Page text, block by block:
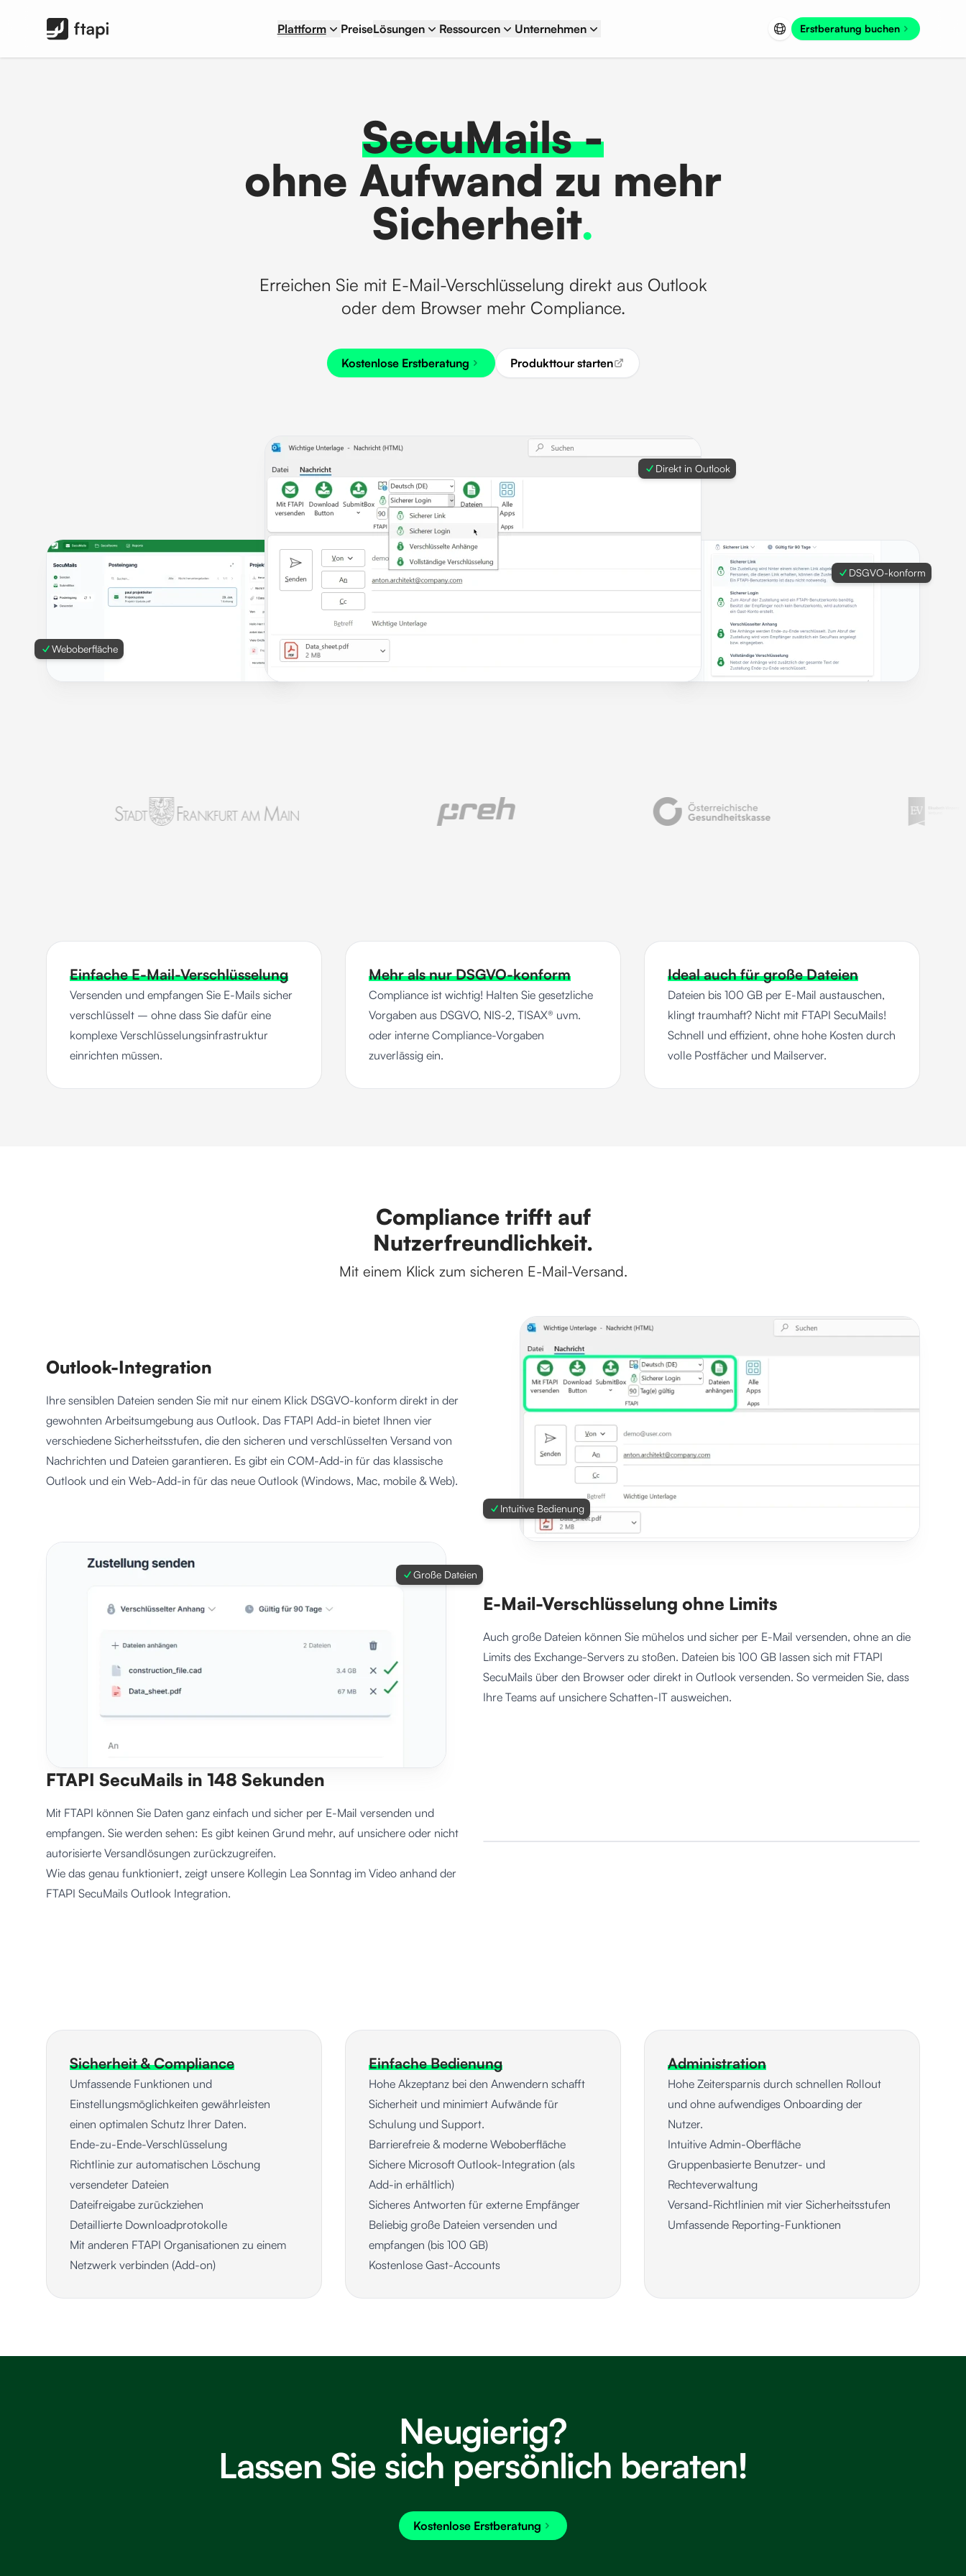
FTAPI Software GmbH Plattform PreiseLösungen Ressourcen Unternehmen Erstberatung buchen
SecuMails -
ohne Aufwand zu mehr
Sicherheit.
Erreichen Sie mit E-Mail-Verschlüsselung direkt aus Outlook
oder dem Browser mehr Compliance.
Kostenlose Erstberatung Produkttour starten
Weboberfläche
DSGVO-konform
Direkt in Outlook
Einfache E-Mail-Verschlüsselung
Versenden und empfangen Sie E-Mails sicher
verschlüsselt – ohne dass Sie dafür eine
komplexe Verschlüsselungsinfrastruktur
einrichten müssen.
Mehr als nur DSGVO-konform
Compliance ist wichtig! Halten Sie gesetzliche
Vorgaben aus DSGVO, NIS-2, TISAX® uvm.
oder interne Compliance-Vorgaben
zuverlässig ein.
Ideal auch für große Dateien
Dateien bis 100 GB per E-Mail austauschen,
klingt traumhaft? Nicht mit FTAPI SecuMails!
Schnell und effizient, ohne hohe Kosten durch
volle Postfächer und Mailserver.
Compliance trifft auf
Nutzerfreundlichkeit.
Mit einem Klick zum sicheren E-Mail-Versand.
Outlook-Integration
Ihre sensiblen Dateien senden Sie mit nur einem Klick DSGVO-konform direkt in der
gewohnten Arbeitsumgebung aus Outlook. Das FTAPI Add-in bietet Ihnen vier
verschiedene Sicherheitsstufen, die den sicheren und verschlüsselten Versand von
Nachrichten und Dateien garantieren. Es gibt ein COM-Add-in für das klassische
Outlook und ein Web-Add-in für das neue Outlook (Windows, Mac, mobile & Web).
Intuitive Bedienung
E-Mail-Verschlüsselung ohne Limits
Auch große Dateien können Sie mühelos und sicher per E-Mail versenden, ohne an die
Limits des Exchange-Servers zu stoßen. Dateien bis 100 GB lassen sich mit FTAPI
SecuMails über den Browser oder direkt in Outlook versenden. So vermeiden Sie, dass
Ihre Teams auf unsichere Schatten-IT ausweichen.
Große Dateien
FTAPI SecuMails in 148 Sekunden
Mit FTAPI können Sie Daten ganz einfach und sicher per E-Mail versenden und
empfangen. Sie werden sehen: Es gibt keinen Grund mehr, auf unsichere oder nicht
autorisierte Versandlösungen zurückzugreifen.
Wie das genau funktioniert, zeigt unsere Kollegin Lea Sonntag im Video anhand der
FTAPI SecuMails Outlook Integration.
Sicherheit & Compliance
Umfassende Funktionen und
Einstellungsmöglichkeiten gewährleisten
einen optimalen Schutz Ihrer Daten.
Ende-zu-Ende-Verschlüsselung
Richtlinie zur automatischen Löschung
versendeter Dateien
Dateifreigabe zurückziehen
Detaillierte Downloadprotokolle
Mit anderen FTAPI Organisationen zu einem
Netzwerk verbinden (Add-on)
Einfache Bedienung
Hohe Akzeptanz bei den Anwendern schafft
Sicherheit und minimiert Aufwände für
Schulung und Support.
Barrierefreie & moderne Weboberfläche
Sichere Microsoft Outlook-Integration (als
Add-in erhältlich)
Sicheres Antworten für externe Empfänger
Beliebig große Dateien versenden und
empfangen (bis 100 GB)
Kostenlose Gast-Accounts
Administration
Hohe Zeitersparnis durch schnellen Rollout
und ohne aufwendiges Onboarding der
Nutzer.
Intuitive Admin-Oberfläche
Gruppenbasierte Benutzer- und
Rechteverwaltung
Versand-Richtlinien mit vier Sicherheitsstufen
Umfassende Reporting-Funktionen
Neugierig?
Lassen Sie sich persönlich beraten!
Kostenlose Erstberatung